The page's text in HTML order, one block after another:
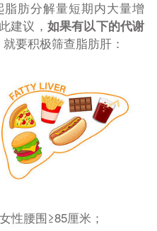
肪分解量短期内大量增
建议， 如果有以下的代谢
就要积极筛查脂肪肝：
性腰围≥85厘米；